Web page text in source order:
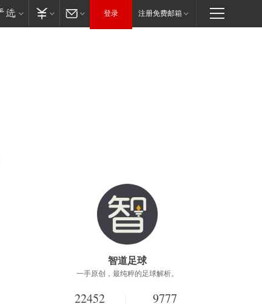
登录 注册免费邮箱
智道足球
一手原创，最纯粹的足球解析。
22452 9777